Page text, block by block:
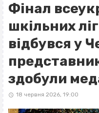
Фінал
шкільних
відбувся у
здобули
18 червня 2026, 19:00